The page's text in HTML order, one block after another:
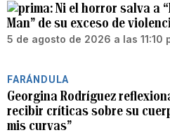
Ni el horror salva a
Man” de su exceso de
5 de agosto de 2026 a las 11:10
FARÁNDULA
Georgina Rodríguez
recibir críticas sobre su
mis curvas”